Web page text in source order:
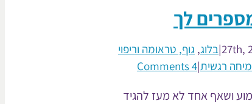
לך
|בלוג, גוף, טראומה וריפוי
רגשית|
4 Comments
ושאף אחד לא מעז להגיד